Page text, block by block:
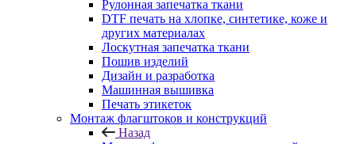
Рулонная запечатка ткани
DTF печать на хлопке, синтетике, коже и
других материалах
Лоскутная запечатка ткани
Пошив изделий
Дизайн и разработка
Машинная вышивка
Печать этикеток
Монтаж флагштоков и конструкций
Назад